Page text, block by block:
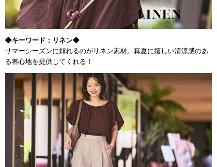
◆キーワード：リネン◆
サマーシーズンに頼れるのがリネン素材。真夏に嬉しい清涼感のあ
る着心地を提供してくれる！